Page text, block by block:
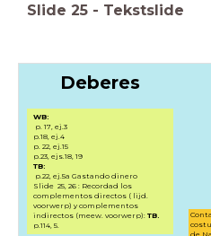
Slide 25 - Tekstslide
Deberes
nol
WB:
p. 17, ej.3
p.18, ej.4
p. 22, ej.15
p.23, ejs.18, 19
TB:
p.22, ej.5a Gastando dinero
Slide 25, 26 : Recordad los
complementos directos ( lijd.
voorwerp) y complementos
indirectos (meew. voorwerp):TB.
p.114, 5.